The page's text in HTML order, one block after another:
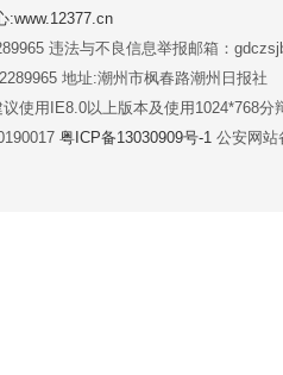
:www.12377.cn
违法与不良信息举报邮箱：
地址:潮州市枫春路潮州日报社
使用IE8.0以上版本及使用1024*768分
粤ICP备13030909号-1 公安网站